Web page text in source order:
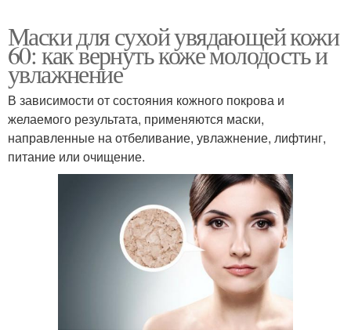
Маски для сухой увядающей кожи
60: как вернуть коже молодость и
увлажнение
В зависимости от состояния кожного покрова и
желаемого результата, применяются маски,
направленные на отбеливание, увлажнение, лифтинг,
питание или очищение.